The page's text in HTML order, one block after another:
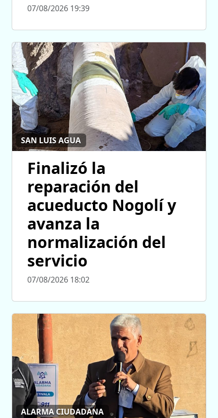
07/08/2026 19:39
SAN LUIS AGUA
Finalizó la
reparación del
acueducto Nogolí y
avanza la
normalización del
servicio
07/08/2026 18:02
ALARMA CIUDADANA